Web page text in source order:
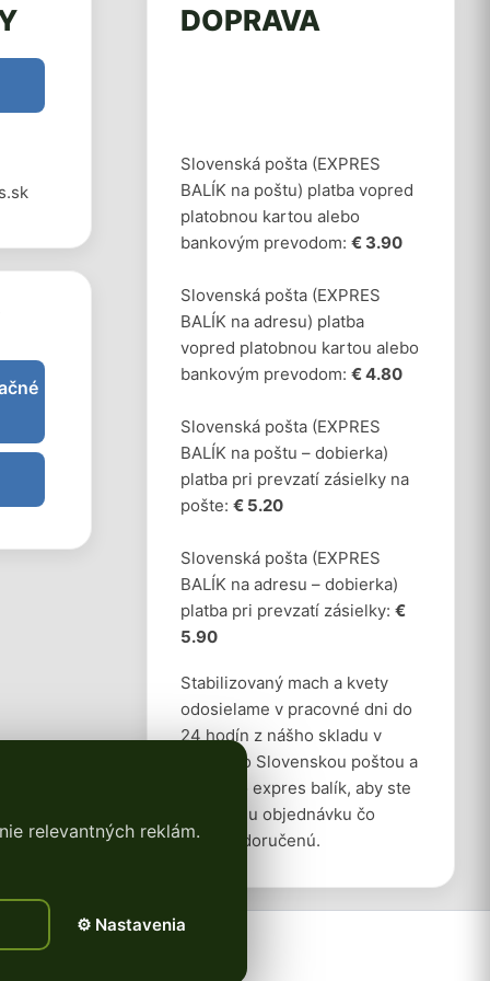
DOPRAVA
Slovenská pošta (EXPRES
BALÍK na poštu) platba vopred
platobnou kartou alebo
bankovým prevodom: € 3.90
Slovenská pošta (EXPRES
BALÍK na adresu) platba
vopred platobnou kartou alebo
bankovým prevodom: € 4.80
Slovenská pošta (EXPRES
BALÍK na poštu – dobierka)
platba pri prevzatí zásielky na
pošte: € 5.20
Slovenská pošta (EXPRES
BALÍK na adresu – dobierka)
platba pri prevzatí zásielky: €
5.90
Stabilizovaný mach a kvety
odosielame v pracovné dni do
24 hodín z nášho skladu v
Nitre a to Slovenskou poštou a
vždy ako expres balík, aby ste
mali svoju objednávku čo
najskôr doručenú.
relevantných reklám.
⚙️ Nastavenia